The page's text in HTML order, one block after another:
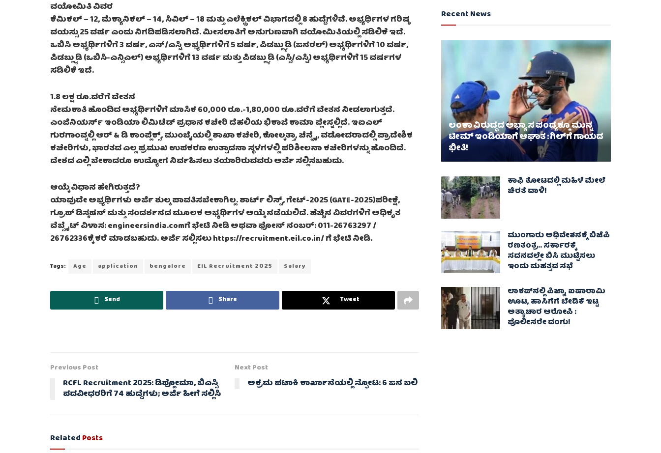
ವಯೋಮಿತಿ ವಿವರ
ಕೆಮಿಕಲ್ – 12, ಮೆಕ್ಯಾನಿಕಲ್ – 14, ಸಿವಿಲ್ – 18 ಮತ್ತು ಎಲೆಕ್ಟ್ರಿಕಲ್ ವಿಭಾಗದಲ್ಲಿ 8 ಹುದ್ದೆಗಳಿವೆ. ಅಭ್ಯರ್ಥಿಗಳ ಗರಿಷ್ಠ
ವಯಸ್ಸು 25 ವರ್ಷ ಎಂದು ನಿಗದಿಪಡಿಸಲಾಗಿದೆ. ಮೀಸಲಾತಿಗೆ ಅನುಗುಣವಾಗಿ ವಯೋಮಿತಿಯಲ್ಲಿ ಸಡಿಲಿಕೆ ಇದೆ.
ಒಬಿಸಿ ಅಭ್ಯರ್ಥಿಗಳಿಗೆ 3 ವರ್ಷ, ಎಸ್/ಎಸ್ಟಿ ಅಭ್ಯರ್ಥಿಗಳಿಗೆ 5 ವರ್ಷ, ಪಿಡಬ್ಲ್ಯುಡಿ (ಜನರಲ್) ಅಭ್ಯರ್ಥಿಗಳಿಗೆ 10 ವರ್ಷ,
ಪಿಡಬ್ಲ್ಯುಡಿ (ಒಬಿಸಿ-ಎನ್ಸಿಎಲ್) ಅಭ್ಯರ್ಥಿಗಳಿಗೆ 13 ವರ್ಷ ಮತ್ತು ಪಿಡಬ್ಲ್ಯುಡಿ (ಎಸ್ಸಿ/ಎಸ್ಟಿ) ಅಭ್ಯರ್ಥಿಗಳಿಗೆ 15 ವರ್ಷಗಳ
ಸಡಿಲಿಕೆ ಇದೆ.
1.8 ಲಕ್ಷ ರೂ.ವರೆಗೆ ವೇತನ
ನೇಮಕಾತಿ ಹೊಂದಿದ ಅಭ್ಯರ್ಥಿಗಳಿಗೆ ಮಾಸಿಕ 60,000 ರೂ.-1,80,000 ರೂ.ವರೆಗೆ ವೇತನ ನೀಡಲಾಗುತ್ತದೆ.
ಎಂಜಿನಿಯರ್ಸ್ ಇಂಡಿಯಾ ಲಿಮಿಟೆಡ್ ಪ್ರಧಾನ ಕಚೇರಿ ದೆಹಲಿಯ ಭಿಕಾಜಿ ಕಾಮಾ ಪ್ಲೇಸ್ನಲ್ಲಿದೆ. ಇಐಎಲ್
ಗುರಗಾಂವ್ನಲ್ಲಿ ಆರ್ & ಡಿ ಕಾಂಪ್ಲೆಕ್ಸ್, ಮುಂಬೈಯಲ್ಲಿ ಶಾಖಾ ಕಚೇರಿ, ಕೋಲ್ಕತ್ತಾ, ಚೆನ್ನೈ, ವಡೋದರಾದಲ್ಲಿ ಪ್ರಾದೇಶಿಕ
ಕಚೇರಿಗಳು, ಭಾರತದ ಎಲ್ಲ ಪ್ರಮುಖ ಉಪಕರಣ ಉತ್ಪಾದನಾ ಸ್ಥಳಗಳಲ್ಲಿ ಪರಿಶೀಲನಾ ಕಚೇರಿಗಳನ್ನು ಹೊಂದಿದೆ.
ದೇಶದ ಎಲ್ಲಿ ಬೇಕಾದರೂ ಉದ್ಯೋಗ ನಿರ್ವಹಿಸಲು ತಯಾರಿರುವವರು ಅರ್ಜಿ ಸಲ್ಲಿಸಬಹುದು.
ಆಯ್ಕೆ ವಿಧಾನ ಹೇಗಿರುತ್ತದೆ?
ಯಾವುದೇ ಅಭ್ಯರ್ಥಿಗಳು ಅರ್ಜಿ ಶುಲ್ಕ ಪಾವತಿಸಬೇಕಾಗಿಲ್ಲ. ಶಾರ್ಟ್ ಲಿಸ್ಟ್, ಗೇಟ್-2025 (GATE-2025)ಪರೀಕ್ಷೆ,
ಗ್ರೂಪ್ ಡಿಸ್ಕಷನ್ ಮತ್ತು ಸಂದರ್ಶನದ ಮೂಲಕ ಅಭ್ಯರ್ಥಿಗಳ ಆಯ್ಕೆ ನಡೆಯಲಿದೆ. ಹೆಚ್ಚಿನ ವಿವರಗಳಿಗೆ ಅಧಿಕೃತ
ವೆಬ್ಸೈಟ್ ವಿಳಾಸ: engineersindia.comಗೆ ಭೇಟಿ ನೀಡಿ ಅಥವಾ ಫೋನ್ ನಂಬರ್: 011-26763297 /
26762336ಕ್ಕೆ ಕರೆ ಮಾಡಬಹುದು. ಅರ್ಜಿ ಸಲ್ಲಿಸಲು https://recruitment.eil.co.in/ ಗೆ ಭೇಟಿ ನೀಡಿ.
Tags: Age application bengalore EIL Recruitment 2025 Salary
Send Share Tweet
Previous Post
RCFL Recruitment 2025: ಡಿಪ್ಲೋಮಾ, ಬಿಎಸ್ಸಿ
ಪದವೀಧರರಿಗೆ 74 ಹುದ್ದೆಗಳು; ಅರ್ಜಿ ಹೀಗೆ ಸಲ್ಲಿಸಿ
Next Post
ಅಕ್ರಮ ಪಟಾಕಿ ಕಾರ್ಖಾನೆಯಲ್ಲಿ ಸ್ಫೋಟ: 6 ಜನ ಬಲಿ
RelatedPosts
Recent News
ಲಂಕಾ ವಿರುದ್ಧದ ಅಭ್ಯಾಸ ಪಂದ್ಯಕ್ಕೂ ಮುನ್ನ
ಟೀಮ್ ಇಂಡಿಯಾಗೆ ಆಘಾತ : ಗಿಲ್‌ಗೆ ಗಾಯದ
ಭೀತಿ!
ಕಾಫಿ ತೋಟದಲ್ಲಿ ಮಹಿಳೆ ಮೇಲೆ
ಚಿರತೆ ದಾಳಿ!
ಮುಂಗಾರು ಅಧಿವೇಶನಕ್ಕೆ ಬಿಜೆಪಿ
ರಣತಂತ್ರ.. ಸರ್ಕಾರಕ್ಕೆ
ಸದನದಲ್ಲೇ ಬಿಸಿ ಮುಟ್ಟಿಸಲು
ಇಂದು ಮಹತ್ವದ ಸಭೆ
ಲಾಕಪ್‌ನಲ್ಲಿ ಪಿಜ್ಜಾ, ಐಷಾರಾಮಿ
ಊಟ, ಹಾಸಿಗೆಗೆ ಬೇಡಿಕೆ ಇಟ್ಟ
ಅತ್ಯಾಚಾರ ಆರೋಪಿ :
ಪೊಲೀಸರೇ ದಂಗು!